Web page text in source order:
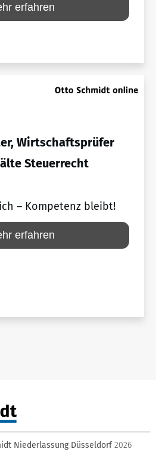
erfahren
Wirtschaftsprüfer
Steuerrecht
– Kompetenz bleibt!
erfahren
Niederlassung Düsseldorf 2026